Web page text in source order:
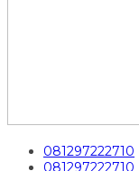
081297222710
081297222710